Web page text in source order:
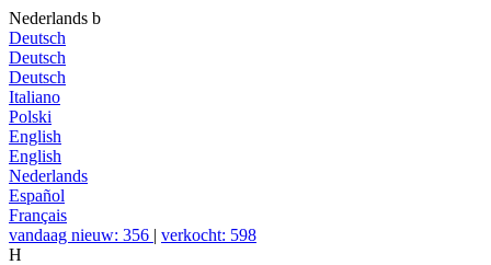
Nederlands b
Deutsch
Deutsch
Deutsch
Italiano
Polski
English
English
Nederlands
Español
Français
vandaag nieuw: 356 | verkocht: 598
H